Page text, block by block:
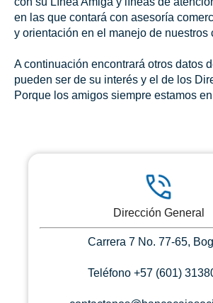
en las que contará con asesoría
y orientación en el manejo de nuestros
A continuación encontrará otros datos
pueden ser de su interés y el de los
Porque los amigos siempre estamos
Dirección General
Carrera 7 No. 77-65,
Teléfono +57 (601)